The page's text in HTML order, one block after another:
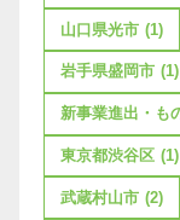
山口県光市 (1)
岩手県盛岡市 (1)
新事業進出・も
東京都渋谷区 (1)
武蔵村山市 (2)